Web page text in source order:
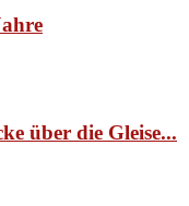
über die Gleise...